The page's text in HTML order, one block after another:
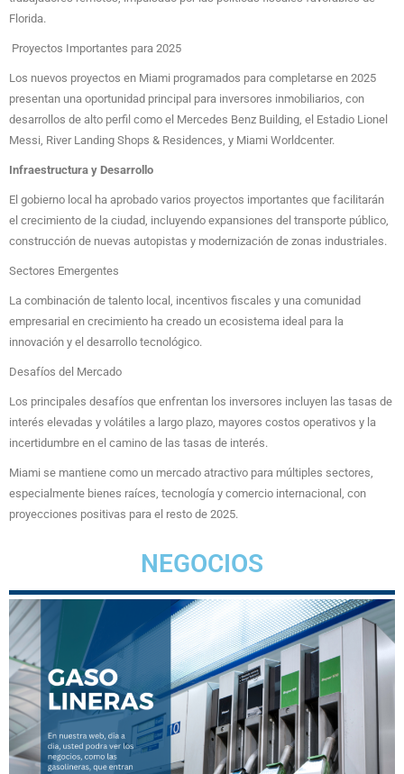
Florida.
Proyectos Importantes para 2025
Los nuevos proyectos en Miami programados para completarse en 2025
presentan una oportunidad principal para inversores inmobiliarios, con
desarrollos de alto perfil como el Mercedes Benz Building, el Estadio Lionel
Messi, River Landing Shops & Residences, y Miami Worldcenter.
Infraestructura y Desarrollo
El gobierno local ha aprobado varios proyectos importantes que facilitarán
el crecimiento de la ciudad, incluyendo expansiones del transporte público,
construcción de nuevas autopistas y modernización de zonas industriales.
Sectores Emergentes
La combinación de talento local, incentivos fiscales y una comunidad
empresarial en crecimiento ha creado un ecosistema ideal para la
innovación y el desarrollo tecnológico.
Desafíos del Mercado
Los principales desafíos que enfrentan los inversores incluyen las tasas de
interés elevadas y volátiles a largo plazo, mayores costos operativos y la
incertidumbre en el camino de las tasas de interés.
Miami se mantiene como un mercado atractivo para múltiples sectores,
especialmente bienes raíces, tecnología y comercio internacional, con
proyecciones positivas para el resto de 2025.
NEGOCIOS